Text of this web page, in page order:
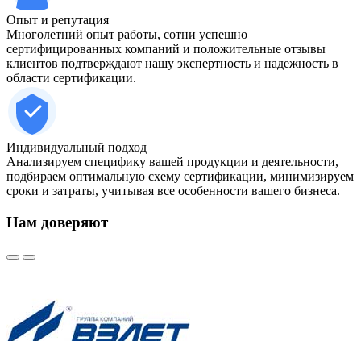
Опыт и репутация
Многолетний опыт работы, сотни успешно
сертифицированных компаний и положительные отзывы
клиентов подтверждают нашу экспертность и надежность в
области сертификации.
Индивидуальный подход
Анализируем специфику вашей продукции и деятельности,
подбираем оптимальную схему сертификации, минимизируем
сроки и затраты, учитывая все особенности вашего бизнеса.
Нам доверяют